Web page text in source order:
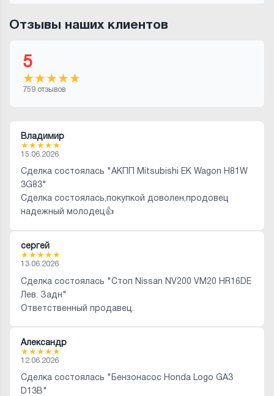
Отзывы наших клиентов
5
★★★★★
759 отзывов
Владимир
★★★★★
15.06.2026
Сделка состоялась "АКПП Mitsubishi EK Wagon H81W
3G83"
Сделка состоялась,покупкой доволен,продовец
надежный молодец👍
сергей
★★★★★
13.06.2026
Сделка состоялась "Стоп Nissan NV200 VM20 HR16DE
Лев. Задн"
Ответственный продавец.
Александр
★★★★★
12.06.2026
Сделка состоялась "Бензонасос Honda Logo GA3
D13B"